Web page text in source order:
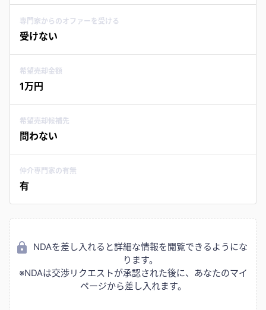
専門家からのオファーを受ける
受けない
希望売却金額
1万円
希望売却候補先
問わない
仲介専門家の有無
有
NDAを差し入れると詳細な情報を閲覧できるようにな
ります。
※NDAは交渉リクエストが承認された後に、あなたのマイ
ページから差し入れます。